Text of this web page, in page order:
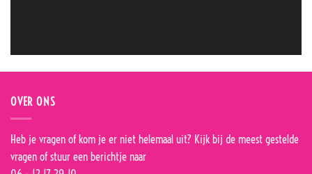
OVER ONS
Heb je vragen of kom je er niet helemaal uit? Kijk bij de meest gestelde
vragen of stuur een berichtje naar